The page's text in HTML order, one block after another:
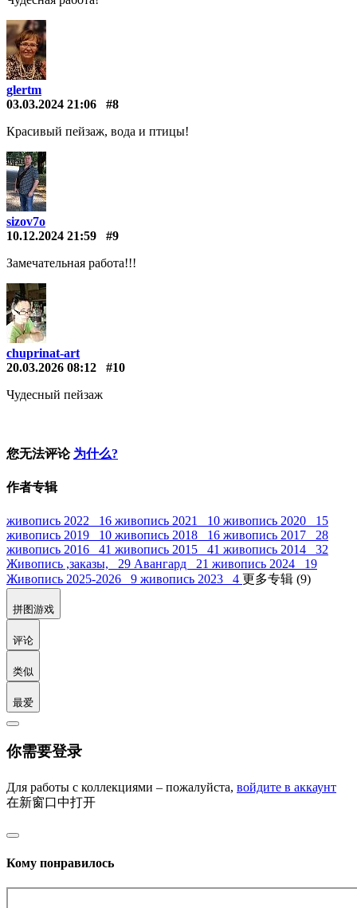
glertm
03.03.2024 21:06
#8
Красивый пейзаж, вода и птицы!
sizov7o
10.12.2024 21:59
#9
Замечательная работа!!!
chuprinat-art
20.03.2026 08:12
#10
Чудесный пейзаж
您无法评论 为什么?
作者专辑
живопись 2022 16 живопись 2021 10 живопись 2020 15
живопись 2019 10 живопись 2018 16 живопись 2017 28
живопись 2016 41 живопись 2015 41 живопись 2014 32
Живопись ,заказы, 29 Авангард 21 живопись 2024 19
Живопись 2025-2026 9 живопись 2023 4 更多专辑 (9)
拼图游戏
评论
类似
最爱
你需要登录
Для работы с коллекциями – пожалуйста, войдите в аккаунт
在新窗口中打开
Кому понравилось